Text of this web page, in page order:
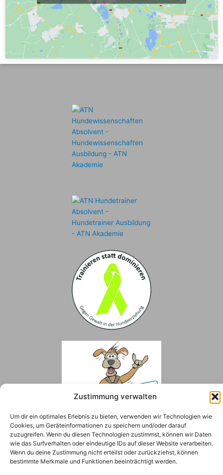
Zustimmung verwalten
Um dir ein optimales Erlebnis zu bieten, verwenden wir Technologien wie
Cookies, um Geräteinformationen zu speichern und/oder darauf
zuzugreifen. Wenn du diesen Technologien zustimmst, können wir Daten
wie das Surfverhalten oder eindeutige IDs auf dieser Website verarbeiten.
Wenn du deine Zustimmung nicht erteilst oder zurückziehst, können
bestimmte Merkmale und Funktionen beeinträchtigt werden.
© Alle Rechte vorbehalten.